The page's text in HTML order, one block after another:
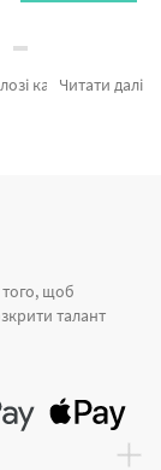
Читати далі
картина за номерами дівчини, ми швидко відправимо в Олександрію або інше зручне місто. Бестселери або картини за номерами мінімалізм, замовляйте прямо зараз!
щоб
талант